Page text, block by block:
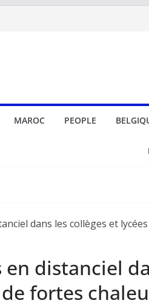
MAROC PEOPLE
en distanciel
fortes